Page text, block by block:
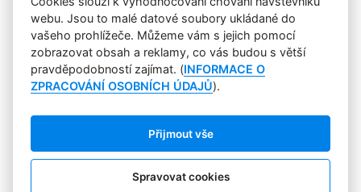
webu. Jsou to malé datové soubory ukládané do
vašeho prohlížeče. Můžeme vám s jejich pomocí
zobrazovat obsah a reklamy, co vás budou s větší
pravděpodobností zajímat. (INFORMACE O
ZPRACOVÁNÍ OSOBNÍCH ÚDAJŮ).
Přijmout vše
Spravovat cookies